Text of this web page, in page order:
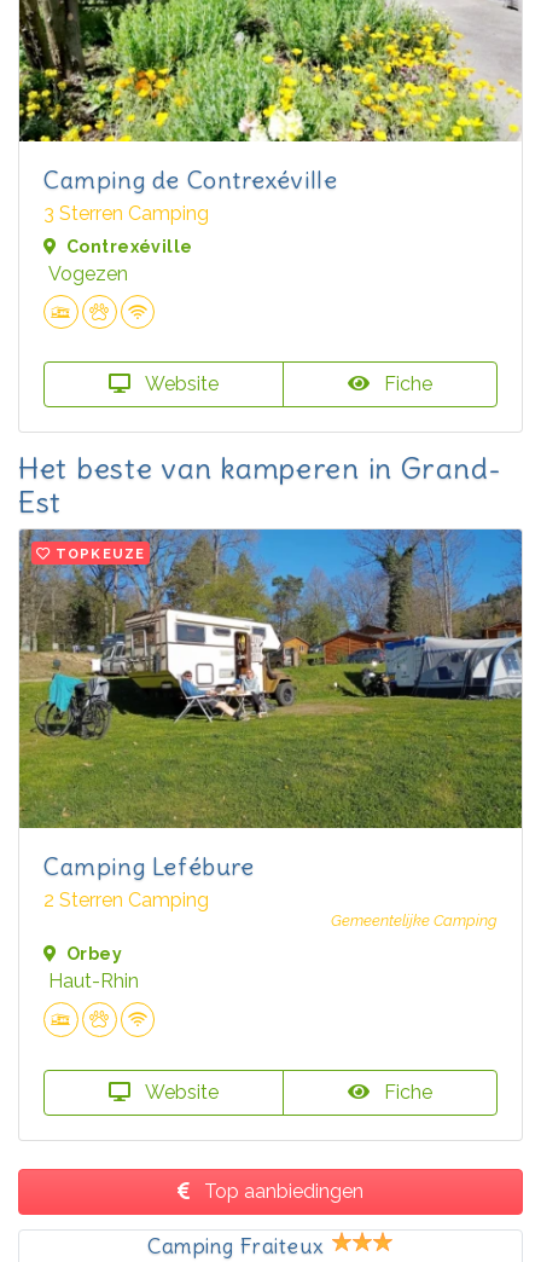
Camping de Contrexéville
3 Sterren Camping
Contrexéville
Vogezen
Website Fiche
Het beste van kamperen in Grand-
Est
TOPKEUZE
Camping Lefébure
2 Sterren Camping
Gemeentelijke Camping
Orbey
Haut-Rhin
Website Fiche
Top aanbiedingen
Camping Fraiteux